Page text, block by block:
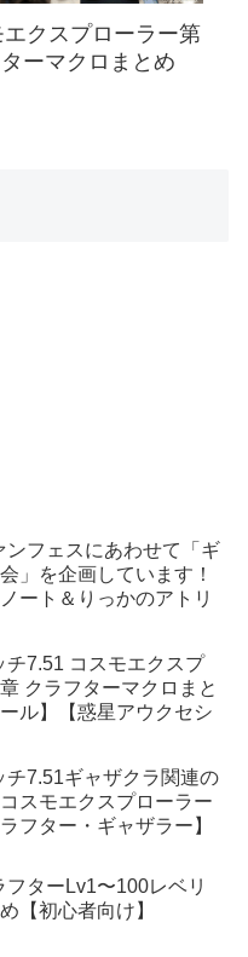
エクスプローラー第
ーマクロまとめ
ンフェスにあわせて「ギ
」を企画しています！
ート＆りっかのアトリ
チ7.51 コスモエクスプ
クラフターマクロまと
ル】【惑星アウクセシ
チ7.51ギャザクラ関連の
スモエクスプローラー
フター・ギャザラー】
フターLv1〜100レベリ
【初心者向け】